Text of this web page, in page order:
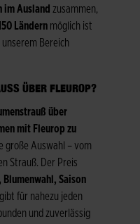
im Ausland zusammen,
Ländern möglich ist
Bereich
ÜBER FLEUROP?
über
mit Fleurop zu
große Auswahl – vom
Strauß. Der Preis
Saison
für nahezu jeden
und zuverlässig